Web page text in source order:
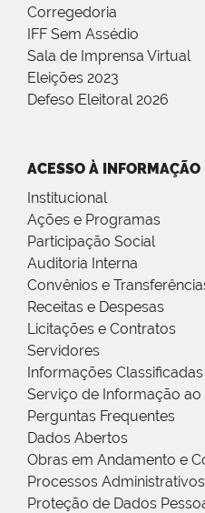
Corregedoria
IFF Sem Assédio
Sala de Imprensa Virtual
Eleições 2023
Defeso Eleitoral 2026
ACESSO À INFORMAÇÃO
Institucional
Ações e Programas
Participação Social
Auditoria Interna
Convênios e
Receitas e Despesas
Licitações e Contratos
Servidores
Informações Classificadas
Serviço de Informação ao
Perguntas Frequentes
Dados Abertos
Obras em Andamento e
Processos
Proteção de Dados